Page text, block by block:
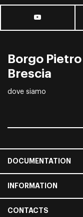
Borgo Pietro
Brescia
dove siamo
DOCUMENTATION
INFORMATION
CONTACTS